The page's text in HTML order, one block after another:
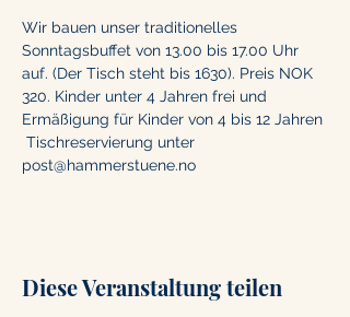
Wir bauen unser traditionelles
Sonntagsbuffet von 13.00 bis 17.00 Uhr
auf. (Der Tisch steht bis 1630). Preis NOK
320. Kinder unter 4 Jahren frei und
Ermäßigung für Kinder von 4 bis 12 Jahren
post@hammerstuene.no
Diese Veranstaltung teilen